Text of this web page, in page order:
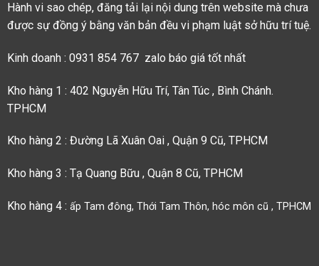
Hành vi sao chép, đăng tải lại nội dung trên website mà chưa
được sự đồng ý bằng văn bản đều vi phạm luật sở hữu trí tuệ.
Kinh doanh : 0931 854 767 zalo báo giá tốt nhất
Kho hàng 1 : 402 Nguyễn Hữu Trí, Tân Túc , Bình Chánh.
TPHCM
Kho hàng 2 : Đường Lã Xuân Oai , Quận 9 Cũ, TPHCM
Kho hàng 3 : Tạ Quang Bữu , Quận 8 Cũ, TPHCM
Kho hàng 4 : ấp Tam đông, Thới Tam Thôn, hóc môn cũ , TPHCM